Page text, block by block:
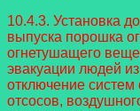
10.4.3. Установка
выпуска порошка
огнетушащего
эвакуации людей
отключение
отсосов,